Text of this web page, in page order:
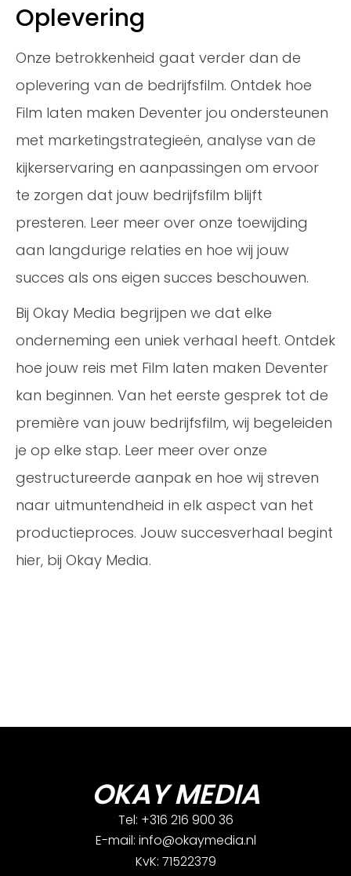
Oplevering
Onze betrokkenheid gaat verder dan de
oplevering van de bedrijfsfilm. Ontdek hoe
Film laten maken Deventer jou ondersteunen
met marketingstrategieën, analyse van de
kijkerservaring en aanpassingen om ervoor
te zorgen dat jouw bedrijfsfilm blijft
presteren. Leer meer over onze toewijding
aan langdurige relaties en hoe wij jouw
succes als ons eigen succes beschouwen.
Bij Okay Media begrijpen we dat elke
onderneming een uniek verhaal heeft. Ontdek
hoe jouw reis met Film laten maken Deventer
kan beginnen. Van het eerste gesprek tot de
première van jouw bedrijfsfilm, wij begeleiden
je op elke stap. Leer meer over onze
gestructureerde aanpak en hoe wij streven
naar uitmuntendheid in elk aspect van het
productieproces. Jouw succesverhaal begint
hier, bij Okay Media.
OKAY MEDIA
Tel: +316 216 900 36
E-mail: info@okaymedia.nl
KvK: 71522379